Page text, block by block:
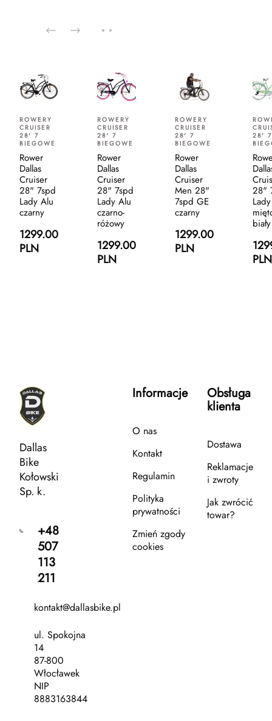
ROWERY
CRUISER
28' 7
BIEGOWE
Rower
Dallas
Cruiser
28" 7spd
Lady Alu
czarny
1299.00
PLN
ROWERY
CRUISER
28' 7
BIEGOWE
Rower
Dallas
Cruiser
28" 7spd
Lady Alu
czarno-
różowy
1299.00
PLN
ROWERY
CRUISER
28' 7
BIEGOWE
Rower
Dallas
Cruiser
Men 28"
7spd GE
czarny
1299.00
PLN
28' 7
28"
biały
PLN
Dallas
Bike
Kołowski
Sp. k.
+48
507
113
211
kontakt@dallasbike.pl
ul. Spokojna
14
87-800
Włocławek
NIP
8883163844
Informacje
O nas
Kontakt
Regulamin
Polityka
prywatności
Zmień zgody
cookies
Obsługa
klienta
Dostawa
Reklamacje
i zwroty
Jak zwrócić
towar?